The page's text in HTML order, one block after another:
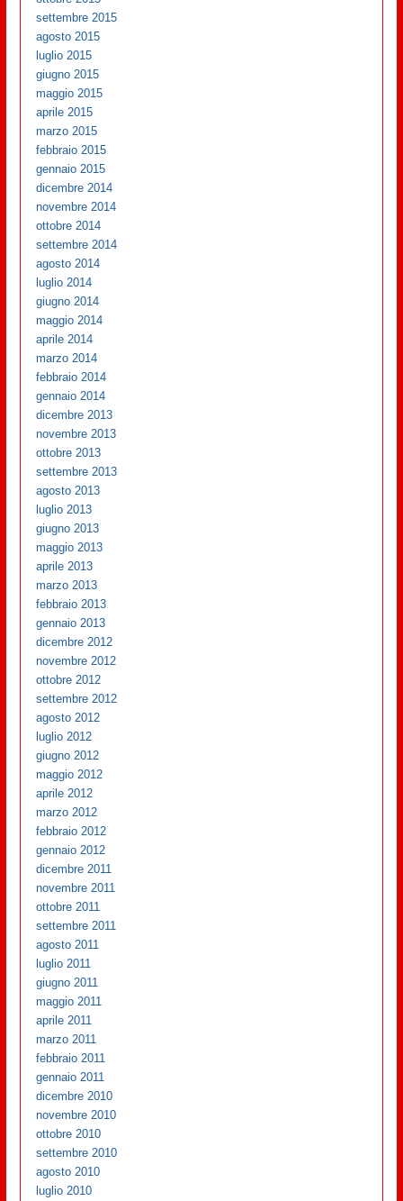
settembre 2015
agosto 2015
luglio 2015
giugno 2015
maggio 2015
aprile 2015
marzo 2015
febbraio 2015
gennaio 2015
dicembre 2014
novembre 2014
ottobre 2014
settembre 2014
agosto 2014
luglio 2014
giugno 2014
maggio 2014
aprile 2014
marzo 2014
febbraio 2014
gennaio 2014
dicembre 2013
novembre 2013
ottobre 2013
settembre 2013
agosto 2013
luglio 2013
giugno 2013
maggio 2013
aprile 2013
marzo 2013
febbraio 2013
gennaio 2013
dicembre 2012
novembre 2012
ottobre 2012
settembre 2012
agosto 2012
luglio 2012
giugno 2012
maggio 2012
aprile 2012
marzo 2012
febbraio 2012
gennaio 2012
dicembre 2011
novembre 2011
ottobre 2011
settembre 2011
agosto 2011
luglio 2011
giugno 2011
maggio 2011
aprile 2011
marzo 2011
febbraio 2011
gennaio 2011
dicembre 2010
novembre 2010
ottobre 2010
settembre 2010
agosto 2010
luglio 2010